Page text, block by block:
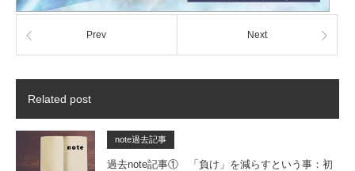
Prev Next
Related post
note過去記事
過去note記事① 「負け」を減らすという事：初